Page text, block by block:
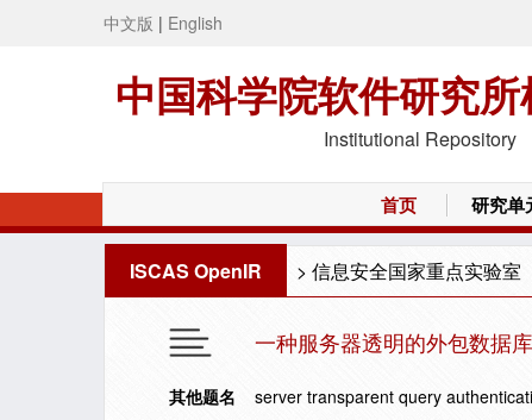
中文版 | English
中国科学院软件研究
Institutional Repository
首页 研究单
ISCAS OpenIR > 信息安全国家重点实验室
一种服务器透明的外包数据
其他题名 server transparent query